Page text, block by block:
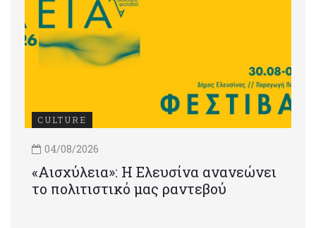
CULTURE
04/08/2026
«Αισχύλεια»: Η Ελευσίνα ανανεώνει
το πολιτιστικό μας ραντεβού